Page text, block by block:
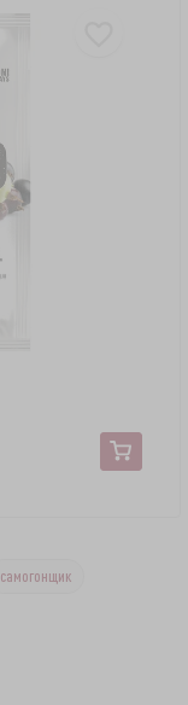
самогонщик